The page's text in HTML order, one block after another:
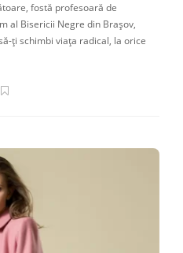
fostă profesoară de
al Bisericii Negre din Brașov,
ți schimbi viața radical, la orice